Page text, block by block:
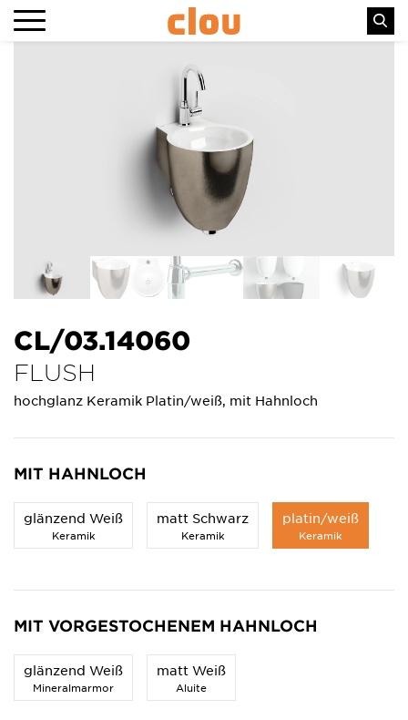
CL/03.14060
FLUSH
hochglanz Keramik Platin/weiß, mit Hahnloch
MIT HAHNLOCH
glänzend Weiß
Keramik
matt Schwarz
Keramik
platin/weiß
Keramik
MIT VORGESTOCHENEM HAHNLOCH
glänzend Weiß
Mineralmarmor
matt Weiß
Aluite